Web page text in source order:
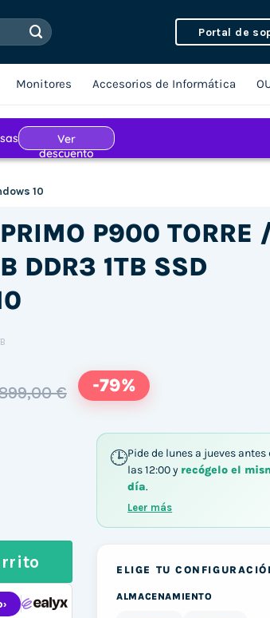
Portal de
Monitores Accesorios de Informática
10
P900 TORRE
DDR3 1TB SSD
€ -79%
TORRE / i5-2400 / 8GB DDR3
Pide de lunes a jueves antes
las 12:00 y recógelo el
día.
Leer más
ELIGE TU
ALMACENAMIENTO